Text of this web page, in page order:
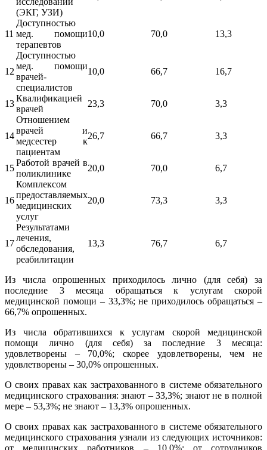
(ЭКГ, УЗИ)
11
Доступностью
мед. помощи
терапевтов
10,0 70,0 13,3
12
Доступностью
мед. помощи
врачей-
специалистов
10,0 66,7 16,7
13
Квалификацией
врачей
23,3 70,0 3,3
14
Отношением
врачей и
медсестер к
пациентам
26,7 66,7 3,3
15
Работой врачей в
поликлинике
20,0 70,0 6,7
16
Комплексом
предоставляемых
медицинских
услуг
20,0 73,3 3,3
17
Результатами
лечения,
обследования,
реабилитации
13,3 76,7 6,7
Из числа опрошенных приходилось лично (для себя) за
последние 3 месяца обращаться к услугам скорой
медицинской помощи – 33,3%; не приходилось обращаться –
66,7% опрошенных.
Из числа обратившихся к услугам скорой медицинской
помощи лично (для себя) за последние 3 месяца:
удовлетворены – 70,0%; скорее удовлетворены, чем не
удовлетворены – 30,0% опрошенных.
О своих правах как застрахованного в системе обязательного
медицинского страхования: знают – 33,3%; знают не в полной
мере – 53,3%; не знают – 13,3% опрошенных.
О своих правах как застрахованного в системе обязательного
медицинского страхования узнали из следующих источников:
от медицинских работников – 10,0%; от сотрудников